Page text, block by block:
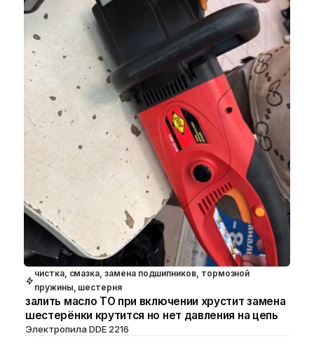
чистка, смазка, замена подшипников, тормозной
пружины, шестерня
залить масло ТО при включении хрустит замена
шестерёнки крутится но нет давления на цепь
Электропила DDE 2216